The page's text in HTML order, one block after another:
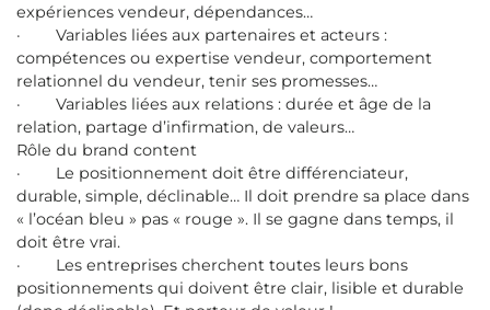
expériences vendeur, dépendances…
· Variables liées aux partenaires et acteurs :
compétences ou expertise vendeur, comportement
relationnel du vendeur, tenir ses promesses…
· Variables liées aux relations : durée et âge de la
relation, partage d’infirmation, de valeurs…
Rôle du brand content
· Le positionnement doit être différenciateur,
durable, simple, déclinable… Il doit prendre sa place dans
« l’océan bleu » pas « rouge ». Il se gagne dans temps, il
doit être vrai.
· Les entreprises cherchent toutes leurs bons
positionnements qui doivent être clair, lisible et durable